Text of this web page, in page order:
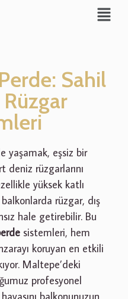
Sahil
yaşamak, eşsiz bir
deniz rüzgarlarını
yüksek katlı
rüzgar, dış
hale getirebilir. Bu
sistemleri, hem
koruyan en etkili
Maltepe’deki
profesyonel